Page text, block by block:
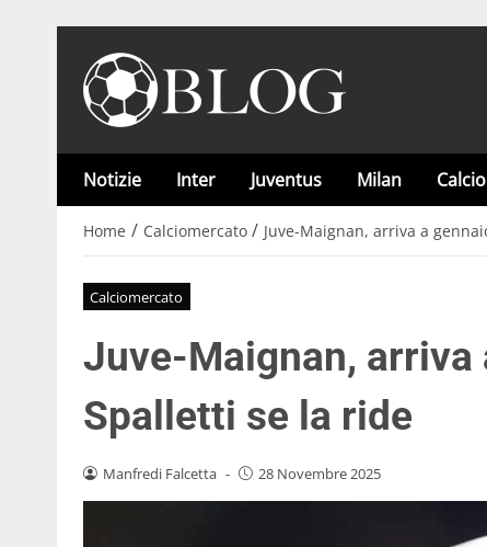
Notizie Inter Juventus Milan
Home / Calciomercato / Juve-Maignan, arriva a
Calciomercato
Juve-Maignan,
Spalletti se la ride
Manfredi Falcetta - 28 Novembre 2025